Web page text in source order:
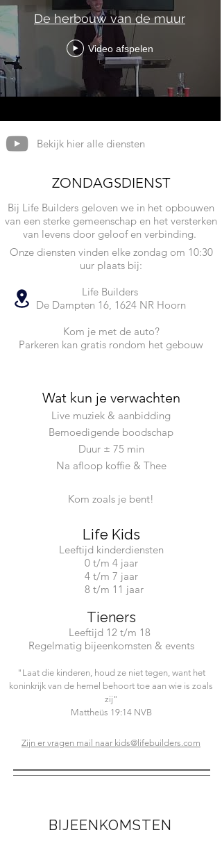
De herbouw van de muur
Video afspelen
Bekijk hier alle diensten
ZONDAGSDIENST
Bij Life Builders geloven we in het opbouwen
van een sterke gemeenschap en het versterken
van levens door geloof en verbinding.
Onze diensten vinden elke zondag om 10:30
uur plaats bij:
Life Builders
De Dampten 16, 1624 NR Hoorn
Kom je met de auto?
Parkeren kan gratis rondom het gebouw
Wat kun je verwachten
Live muziek & aanbidding
Bemoedigende boodschap
Duur ± 75 min
Na afloop koffie & Thee
Kom zoals je bent!
Life Kids
Leeftijd kinderdiensten
0 t/m 4 jaar
4 t/m 7 jaar
8 t/m 11 jaar
Tieners
Leeftijd 12 t/m 18
Regelmatig bijeenkomsten & events
"Laat die kinderen, houd ze niet tegen, want het
koninkrijk van de hemel behoort toe aan wie is zoals
zij"
Mattheüs 19:14 NVB
Zijn er vragen mail naar kids@lifebuilders.com
BIJEENKOMSTEN